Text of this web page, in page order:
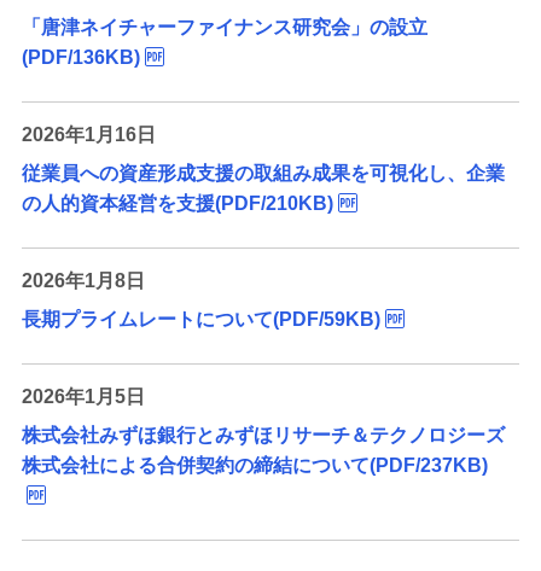
「唐津ネイチャーファイナンス研究会」の設立
(PDF/136KB)
2026年1月16日
従業員への資産形成支援の取組み成果を可視化し、企業
の人的資本経営を支援(PDF/210KB)
2026年1月8日
長期プライムレートについて(PDF/59KB)
2026年1月5日
株式会社みずほ銀行とみずほリサーチ＆テクノロジーズ
株式会社による合併契約の締結について(PDF/237KB)